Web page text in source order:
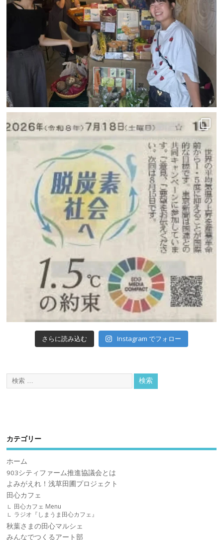
さらに読み込む Instagram でフォロー
カテゴリー
ホーム
903シティファーム推進協議会とは
よみがえれ！浅草田圃プロジェクト
田心カフェ
田心カフェ Menu
ラジオ『しまうま田心カフェ』
秋葉さまの田心マルシェ
みんなでつくるアート部